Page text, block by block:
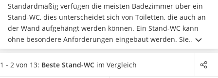
Akku-Tischlampe
Konferenzmikrofon
Klappmatratze
Duschkopf mit Kalkfilter
Aktenvernichter Sicherheitsstufe 4
Bettgitter
Standardmäßig verfügen die meisten Badezimmer über ein
Stand-WC, dies unterscheidet sich von Toiletten, die auch an
der Wand aufgehängt werden können. Ein Stand-WC kann
ohne besondere Anforderungen eingebaut werden. Sie
haben die Wahl zwischeneinem Tiefspüler- oder
Flachspüler-Modell sowie unterschiedlichen Gestaltungen .
1 - 2 von 13: Beste Stand-WC im Vergleich